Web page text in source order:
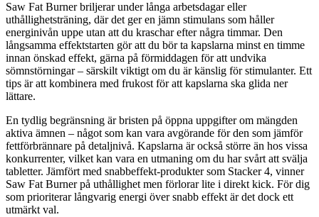
Saw Fat Burner briljerar under långa arbetsdagar eller
uthållighetsträning, där det ger en jämn stimulans som håller
energinivån uppe utan att du kraschar efter några timmar. Den
långsamma effektstarten gör att du bör ta kapslarna minst en timme
innan önskad effekt, gärna på förmiddagen för att undvika
sömnstörningar – särskilt viktigt om du är känslig för stimulanter. Ett
tips är att kombinera med frukost för att kapslarna ska glida ner
lättare.
En tydlig begränsning är bristen på öppna uppgifter om mängden
aktiva ämnen – något som kan vara avgörande för den som jämför
fettförbrännare på detaljnivå. Kapslarna är också större än hos vissa
konkurrenter, vilket kan vara en utmaning om du har svårt att svälja
tabletter. Jämfört med snabbeffekt-produkter som Stacker 4, vinner
Saw Fat Burner på uthållighet men förlorar lite i direkt kick. För dig
som prioriterar långvarig energi över snabb effekt är det dock ett
utmärkt val.